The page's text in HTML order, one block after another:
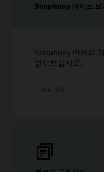
Simphony 라이브 보
Simphony POS의
받아보십시오.
데모 요청